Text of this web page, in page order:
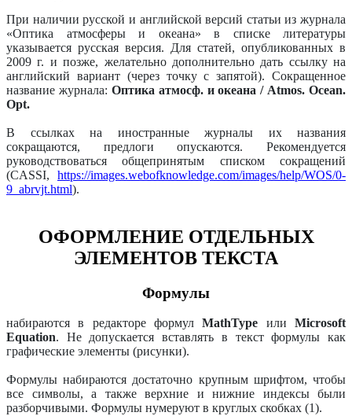
При наличии русской и английской версий статьи из журнала
«Оптика атмосферы и океана» в списке литературы
указывается русская версия. Для статей, опубликованных в
2009 г. и позже, желательно дополнительно дать ссылку на
английский вариант (через точку с запятой). Сокращенное
название журнала: Оптика атмосф. и океана / Atmos. Ocean.
Opt.
В ссылках на иностранные журналы их названия
сокращаются, предлоги опускаются. Рекомендуется
руководствоваться общепринятым списком сокращений
(CASSI, https://images.webofknowledge.com/images/help/WOS/0-
9_abrvjt.html).
ОФОРМЛЕНИЕ ОТДЕЛЬНЫХ
ЭЛЕМЕНТОВ ТЕКСТА
Формулы
набираются в редакторе формулMathType илиMicrosoft
Equation. Не допускается вставлять в текст формулы как
графические элементы (рисунки).
Формулы набираются достаточно крупным шрифтом, чтобы
все символы, а также верхние и нижние индексы были
разборчивыми. Формулы нумеруют в круглых скобках (1).